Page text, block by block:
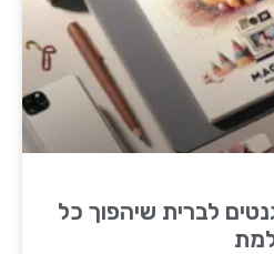
לברית שיהפוך כל